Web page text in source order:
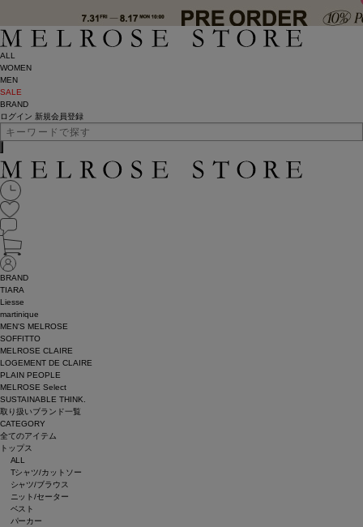
ALL
WOMEN
MEN
SALE
BRAND
ログイン 新規会員登録
BRAND
TIARA
Liesse
martinique
MEN'S MELROSE
SOFFITTO
MELROSE CLAIRE
LOGEMENT DE CLAIRE
PLAIN PEOPLE
MELROSE Select
SUSTAINABLE THINK.
取り扱いブランド一覧
CATEGORY
全てのアイテム
トップス
ALL
Tシャツ/カットソー
シャツ/ブラウス
ニット/セーター
ベスト
パーカー